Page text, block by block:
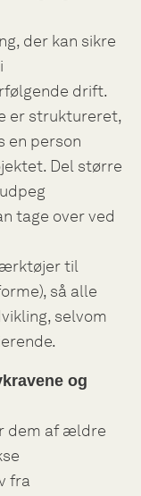
der kan sikre
drift.
er struktureret,
en person
Del større
tage over ved
til
så alle
selvom
og
dem af ældre
fra